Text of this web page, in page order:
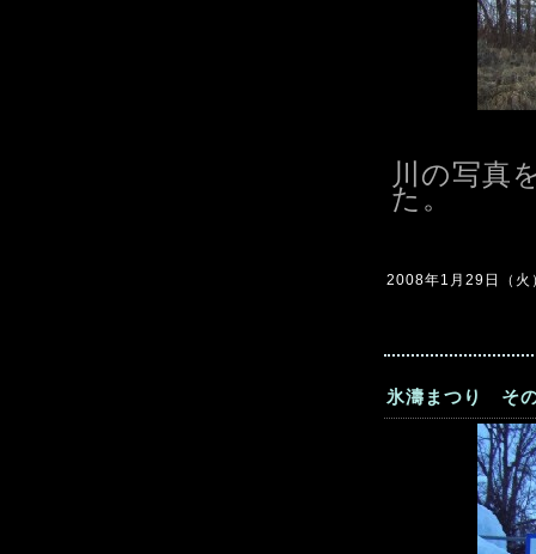
川の写真
た。
2008年1月29日（
氷濤まつり そ